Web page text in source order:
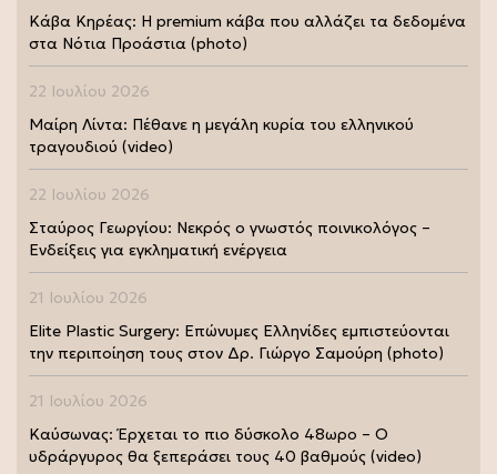
Κάβα Κηρέας: Η premium κάβα που αλλάζει τα δεδομένα
στα Νότια Προάστια (photo)
22 Ιουλίου 2026
Μαίρη Λίντα: Πέθανε η μεγάλη κυρία του ελληνικού
τραγουδιού (video)
22 Ιουλίου 2026
Σταύρος Γεωργίου: Νεκρός ο γνωστός ποινικολόγος –
Ενδείξεις για εγκληματική ενέργεια
21 Ιουλίου 2026
Elite Plastic Surgery: Επώνυμες Ελληνίδες εμπιστεύονται
την περιποίηση τους στον Δρ. Γιώργο Σαμούρη (photo)
21 Ιουλίου 2026
Καύσωνας: Έρχεται το πιο δύσκολο 48ωρο – Ο
υδράργυρος θα ξεπεράσει τους 40 βαθμούς (video)